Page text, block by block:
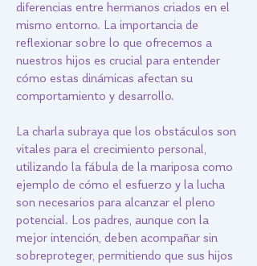
diferencias entre hermanos criados en el
mismo entorno. La importancia de
reflexionar sobre lo que ofrecemos a
nuestros hijos es crucial para entender
cómo estas dinámicas afectan su
comportamiento y desarrollo.
La charla subraya que los obstáculos son
vitales para el crecimiento personal,
utilizando la fábula de la mariposa como
ejemplo de cómo el esfuerzo y la lucha
son necesarios para alcanzar el pleno
potencial. Los padres, aunque con la
mejor intención, deben acompañar sin
sobreproteger, permitiendo que sus hijos